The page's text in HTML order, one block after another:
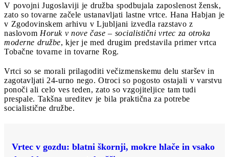
V povojni Jugoslaviji je družba spodbujala zaposlenost žensk,
zato so tovarne začele ustanavljati lastne vrtce. Hana Habjan je
v Zgodovinskem arhivu v Ljubljani izvedla razstavo z
naslovom Horuk v nove čase – socialistični vrtec za otroka
moderne družbe, kjer je med drugim predstavila primer vrtca
Tobačne tovarne in tovarne Rog.
Vrtci so se morali prilagoditi večizmenskemu delu staršev in
zagotavljati 24-urno nego. Otroci so pogosto ostajali v varstvu
ponoči ali celo ves teden, zato so vzgojiteljice tam tudi
prespale. Takšna ureditev je bila praktična za potrebe
socialistične družbe.
Vrtec v gozdu: blatni škornji, mokre hlače in vsako